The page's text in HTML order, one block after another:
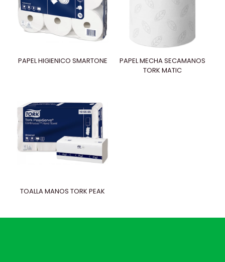
PAPEL HIGIENICO SMARTONE
PAPEL MECHA SECAMANOS
TORK MATIC
TOALLA MANOS TORK PEAK